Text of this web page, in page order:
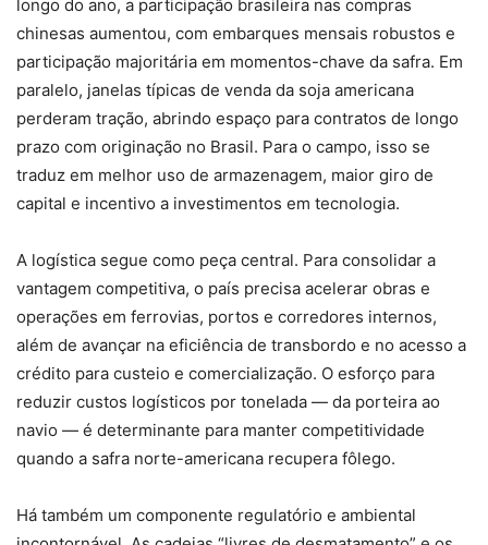
longo do ano, a participação brasileira nas compras
chinesas aumentou, com embarques mensais robustos e
participação majoritária em momentos-chave da safra. Em
paralelo, janelas típicas de venda da soja americana
perderam tração, abrindo espaço para contratos de longo
prazo com originação no Brasil. Para o campo, isso se
traduz em melhor uso de armazenagem, maior giro de
capital e incentivo a investimentos em tecnologia.
A logística segue como peça central. Para consolidar a
vantagem competitiva, o país precisa acelerar obras e
operações em ferrovias, portos e corredores internos,
além de avançar na eficiência de transbordo e no acesso a
crédito para custeio e comercialização. O esforço para
reduzir custos logísticos por tonelada — da porteira ao
navio — é determinante para manter competitividade
quando a safra norte-americana recupera fôlego.
Há também um componente regulatório e ambiental